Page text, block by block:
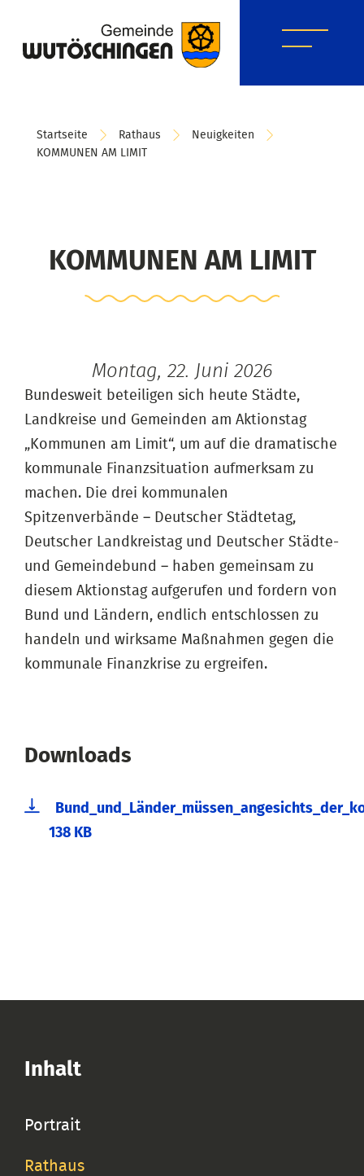
Startseite Rathaus
Neuigkeiten
KOMMUNEN AM LIMIT
KOMMUNEN AM LIMIT
Montag, 22. Juni 2026
Bundesweit beteiligen sich heute Städte,
Landkreise und Gemeinden am Aktionstag
„Kommunen am Limit“, um auf die dramatische
kommunale Finanzsituation aufmerksam zu
machen. Die drei kommunalen
Spitzenverbände – Deutscher Städtetag,
Deutscher Landkreistag und Deutscher Städte-
und Gemeindebund – haben gemeinsam zu
diesem Aktionstag aufgerufen und fordern von
Bund und Ländern, endlich entschlossen zu
handeln und wirksame Maßnahmen gegen die
kommunale Finanzkrise zu ergreifen.
Downloads
138 KB
Inhalt
Portrait
Rathaus